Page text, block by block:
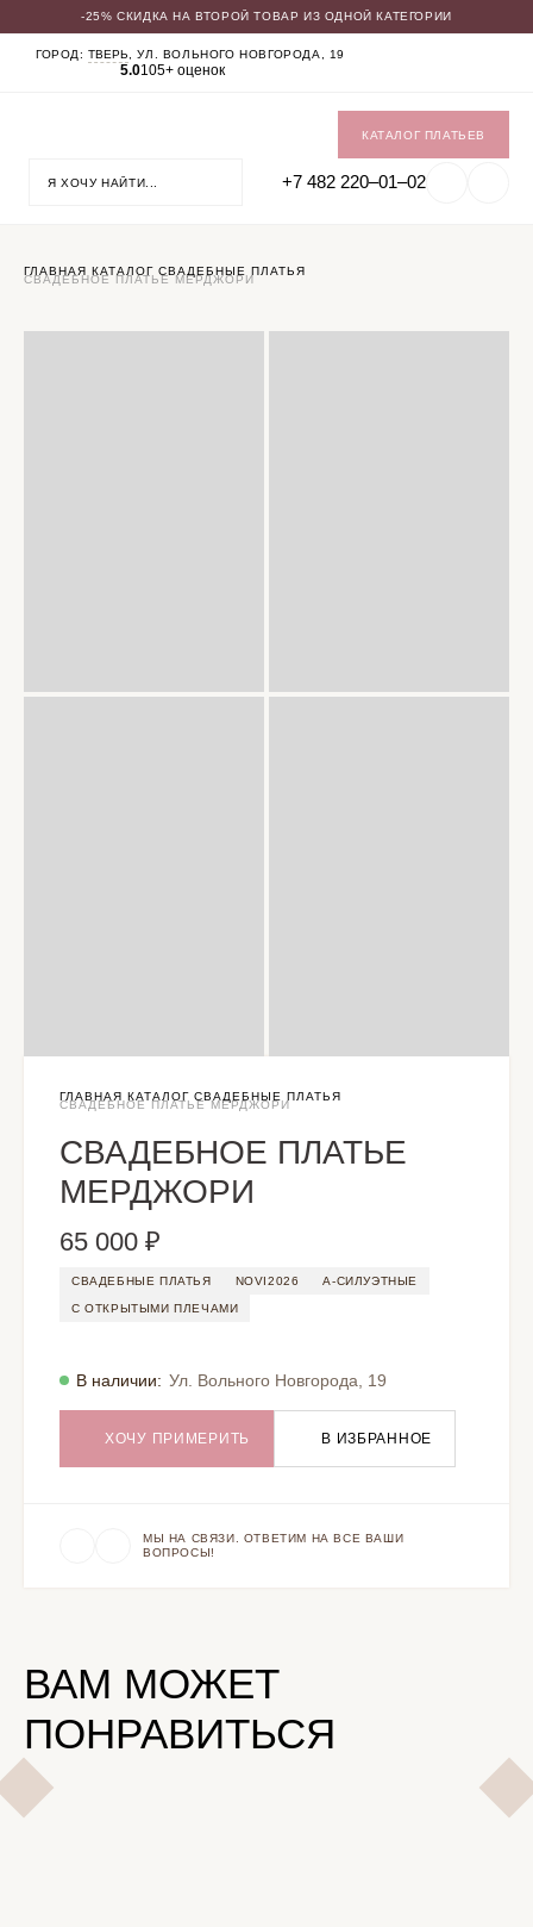
-25% СКИДКА НА ВТОРОЙ ТОВАР ИЗ ОДНОЙ КАТЕГОРИИ
ГОРОД: ТВЕРЬ , УЛ. ВОЛЬНОГО НОВГОРОДА, 19
5.0105+ оценок
КАТАЛОГ ПЛАТЬЕВ
+7 482 220‒01‒02
ГЛАВНАЯ КАТАЛОГ СВАДЕБНЫЕ ПЛАТЬЯ
СВАДЕБНОЕ ПЛАТЬЕ МЕРДЖОРИ
ГЛАВНАЯ КАТАЛОГ СВАДЕБНЫЕ ПЛАТЬЯ
СВАДЕБНОЕ ПЛАТЬЕ МЕРДЖОРИ
СВАДЕБНОЕ ПЛАТЬЕ
МЕРДЖОРИ
65 000 ₽
СВАДЕБНЫЕ ПЛАТЬЯ NOVI2026 А-СИЛУЭТНЫЕ
С ОТКРЫТЫМИ ПЛЕЧАМИ
В наличии: Ул. Вольного Новгорода, 19
ХОЧУ ПРИМЕРИТЬ В ИЗБРАННОЕ
МЫ НА СВЯЗИ. ОТВЕТИМ НА ВСЕ ВАШИ
ВОПРОСЫ!
ВАМ МОЖЕТ
ПОНРАВИТЬСЯ
КАТАЛОГ
СВАДЕБНЫЕ ПЛАТЬЯ
SALE